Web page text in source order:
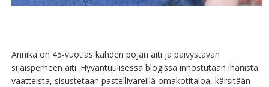
Annika on 45-vuotias kahden pojan äiti ja päivystävän
sijaisperheen äiti. Hyväntuulisessa blogissa innostutaan ihanista
vaatteista, sisustetaan pastelliväreillä omakotitaloa, kärsitään